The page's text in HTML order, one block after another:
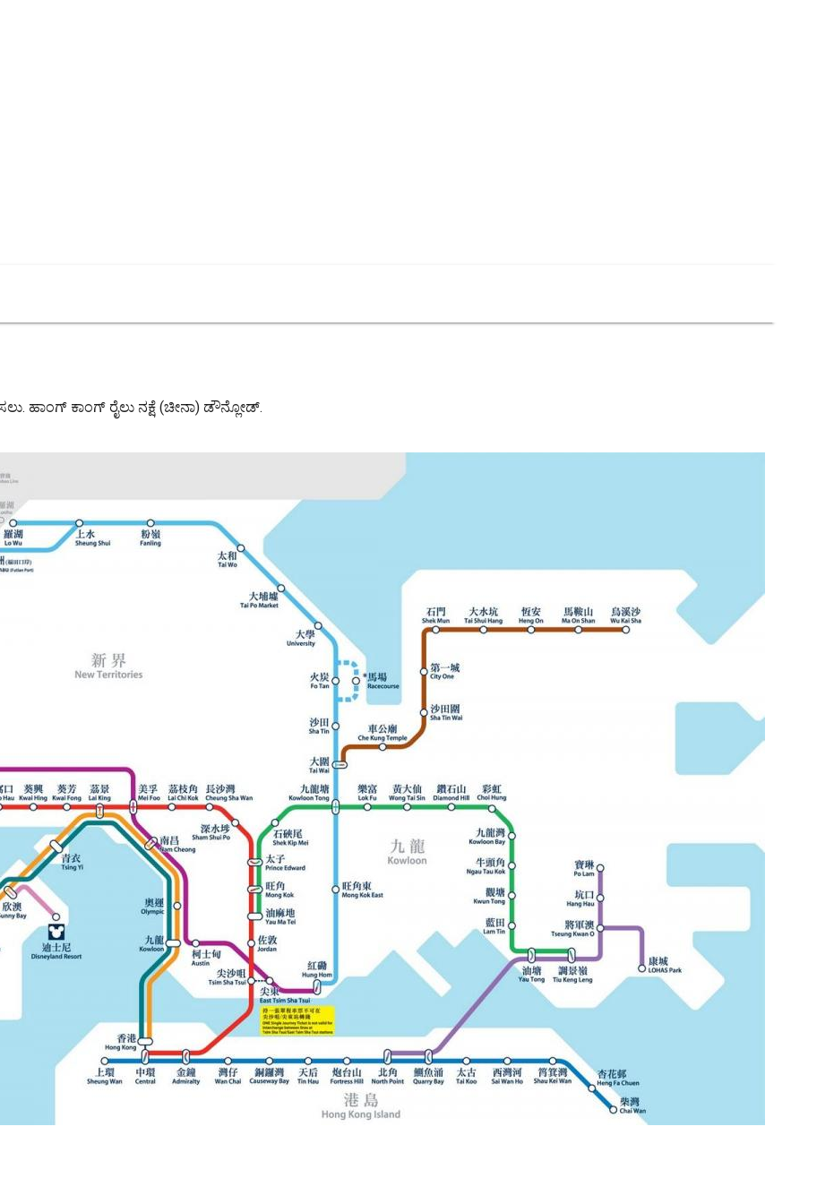
ಹಾಂಗ್ ಕಾಂಗ್ ರೈಲು ನಕ್ಷೆ (ಚೀನಾ) ಡೌನ್ಲೋಡ್.